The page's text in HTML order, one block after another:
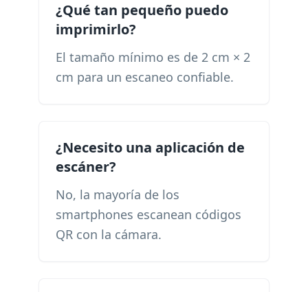
¿Qué tan pequeño puedo
imprimirlo?
El tamaño mínimo es de 2 cm × 2
cm para un escaneo confiable.
¿Necesito una aplicación de
escáner?
No, la mayoría de los
smartphones escanean códigos
QR con la cámara.